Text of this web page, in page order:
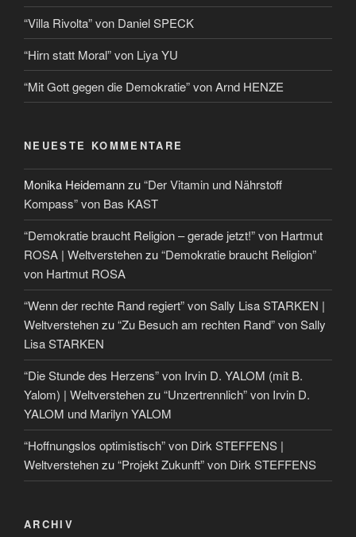
“Villa Rivolta” von Daniel SPECK
“Hirn statt Moral” von Liya YU
“Mit Gott gegen die Demokratie” von Arnd HENZE
NEUESTE KOMMENTARE
Monika Heidemannzu“Der Vitamin und Nährstoff
Kompass” von Bas KAST
“Demokratie braucht Religion – gerade jetzt!” von Hartmut
ROSA | Weltverstehenzu“Demokratie braucht Religion”
von Hartmut ROSA
“Wenn der rechte Rand regiert” von Sally Lisa STARKEN |
Weltverstehenzu“Zu Besuch am rechten Rand” von Sally
Lisa STARKEN
“Die Stunde des Herzens” von Irvin D. YALOM (mit B.
Yalom) | Weltverstehenzu“Unzertrennlich” von Irvin D.
YALOM und Marilyn YALOM
“Hoffnungslos optimistisch” von Dirk STEFFENS |
Weltverstehenzu“Projekt Zukunft” von Dirk STEFFENS
ARCHIV